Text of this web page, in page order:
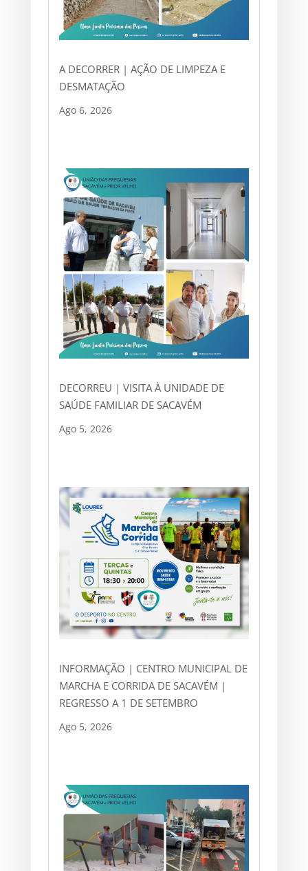
A DECORRER | AÇÃO DE LIMPEZA E
DESMATAÇÃO
Ago 6, 2026
DECORREU | VISITA À UNIDADE DE
SAÚDE FAMILIAR DE SACAVÉM
Ago 5, 2026
INFORMAÇÃO | CENTRO MUNICIPAL DE
MARCHA E CORRIDA DE SACAVÉM |
REGRESSO A 1 DE SETEMBRO
Ago 5, 2026